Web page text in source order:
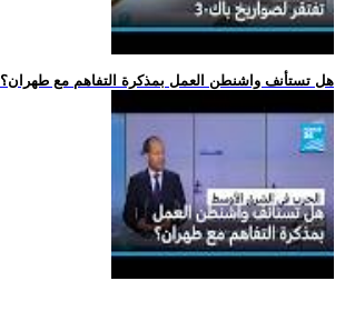
.. هل تستأنف واشنطن العمل بمذكرة التفاهم مع طهران؟